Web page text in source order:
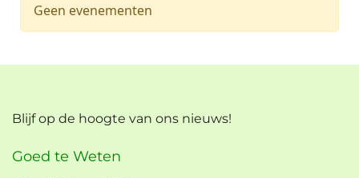
Geen evenementen
Blijf op de hoogte van ons nieuws!
Goed te Weten